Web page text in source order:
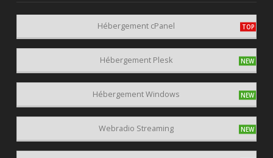
Hébergement cPanel
Hébergement Plesk
Hébergement Windows
Webradio Streaming